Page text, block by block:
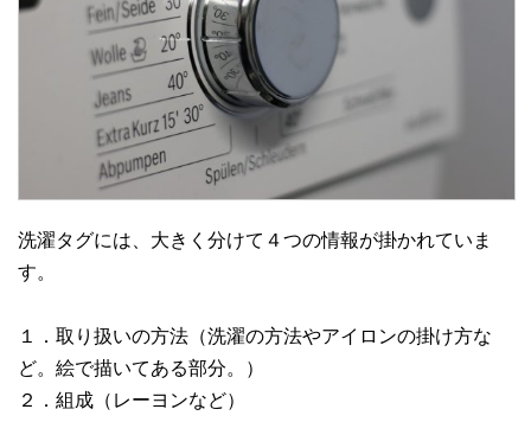
洗濯タグには、大きく分けて４つの情報が掛かれていま
す。
１．取り扱いの方法（洗濯の方法やアイロンの掛け方な
ど。絵で描いてある部分。）
２．組成（レーヨンなど）